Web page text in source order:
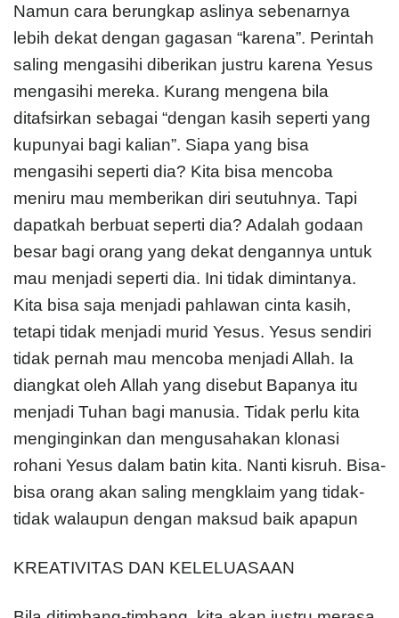
Namun cara berungkap aslinya sebenarnya
lebih dekat dengan gagasan “karena”. Perintah
saling mengasihi diberikan justru karena Yesus
mengasihi mereka. Kurang mengena bila
ditafsirkan sebagai “dengan kasih seperti yang
kupunyai bagi kalian”. Siapa yang bisa
mengasihi seperti dia? Kita bisa mencoba
meniru mau memberikan diri seutuhnya. Tapi
dapatkah berbuat seperti dia? Adalah godaan
besar bagi orang yang dekat dengannya untuk
mau menjadi seperti dia. Ini tidak dimintanya.
Kita bisa saja menjadi pahlawan cinta kasih,
tetapi tidak menjadi murid Yesus. Yesus sendiri
tidak pernah mau mencoba menjadi Allah. Ia
diangkat oleh Allah yang disebut Bapanya itu
menjadi Tuhan bagi manusia. Tidak perlu kita
menginginkan dan mengusahakan klonasi
rohani Yesus dalam batin kita. Nanti kisruh. Bisa-
bisa orang akan saling mengklaim yang tidak-
tidak walaupun dengan maksud baik apapun
KREATIVITAS DAN KELELUASAAN